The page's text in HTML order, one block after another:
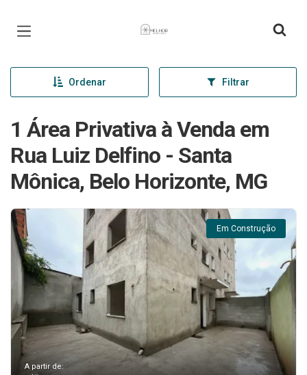
Página inicial
Ordenar Filtrar
1 Área Privativa à Venda em
Rua Luiz Delfino - Santa
Mônica, Belo Horizonte, MG
Em Construção
A partir de: